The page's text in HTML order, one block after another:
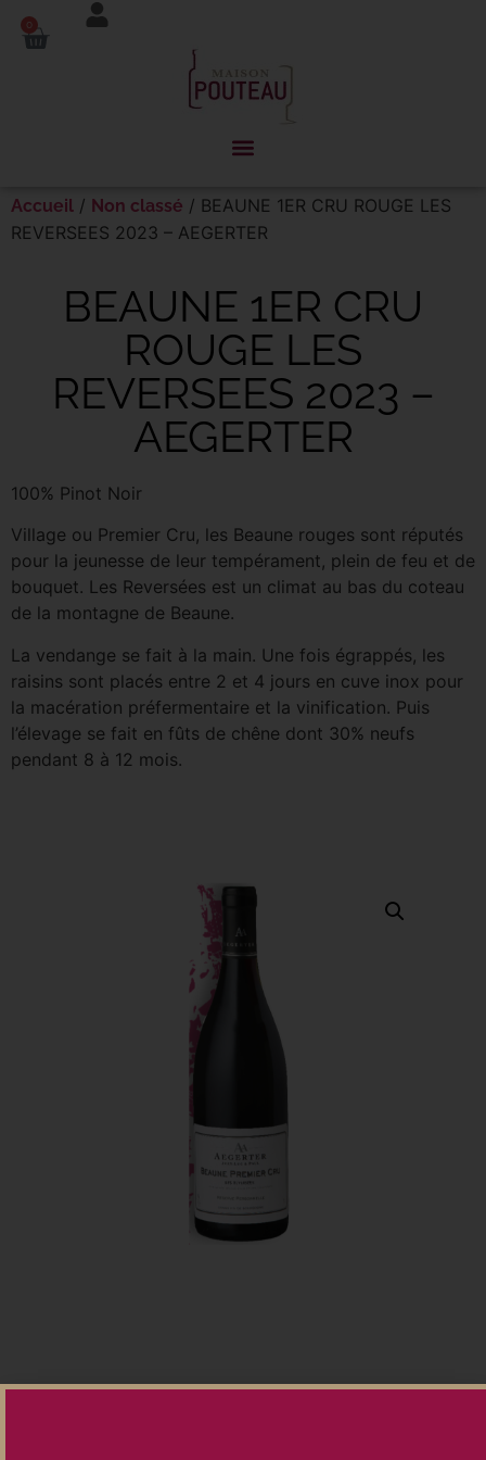
0
Accueil / Non classé / BEAUNE 1ER CRU ROUGE LES
REVERSEES 2023 – AEGERTER
BEAUNE 1ER CRU
ROUGE LES
REVERSEES 2023 –
AEGERTER
100% Pinot Noir
Village ou Premier Cru, les Beaune rouges sont réputés
pour la jeunesse de leur tempérament, plein de feu et de
bouquet. Les Reversées est un climat au bas du coteau
de la montagne de Beaune.
La vendange se fait à la main. Une fois égrappés, les
raisins sont placés entre 2 et 4 jours en cuve inox pour
la macération préfermentaire et la vinification. Puis
l’élevage se fait en fûts de chêne dont 30% neufs
pendant 8 à 12 mois.
Le mot de Jean-Christophe Pouteau
Panneau de gestion des cookies